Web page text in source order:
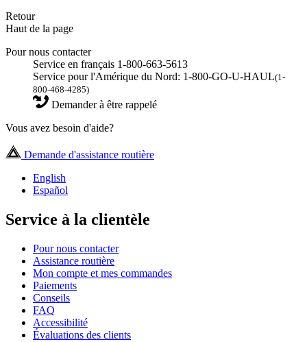
Retour
Haut de la page
Pour nous contacter
Service en français 1-800-663-5613
Service pour l'Amérique du Nord: 1-800-GO-U-HAUL(1-
800-468-4285)
Demander à être rappelé
Vous avez besoin d'aide?
Demande d'assistance routière
English
Español
Service à la clientèle
Pour nous contacter
Assistance routière
Mon compte et mes commandes
Paiements
Conseils
FAQ
Accessibilité
Évaluations des clients